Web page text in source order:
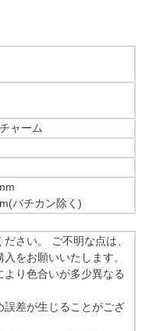
ャーム
バチカン除く)
さい。 ご不明な点は、
をお願いいたします。
り色合いが多少異なる
差が生じることがござ